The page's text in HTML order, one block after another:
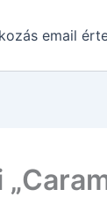
email